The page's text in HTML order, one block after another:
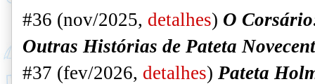
#36 (nov/2025, detalhes) O
Outras Histórias de Pateta
#37 (fev/2026, detalhes) Pateta